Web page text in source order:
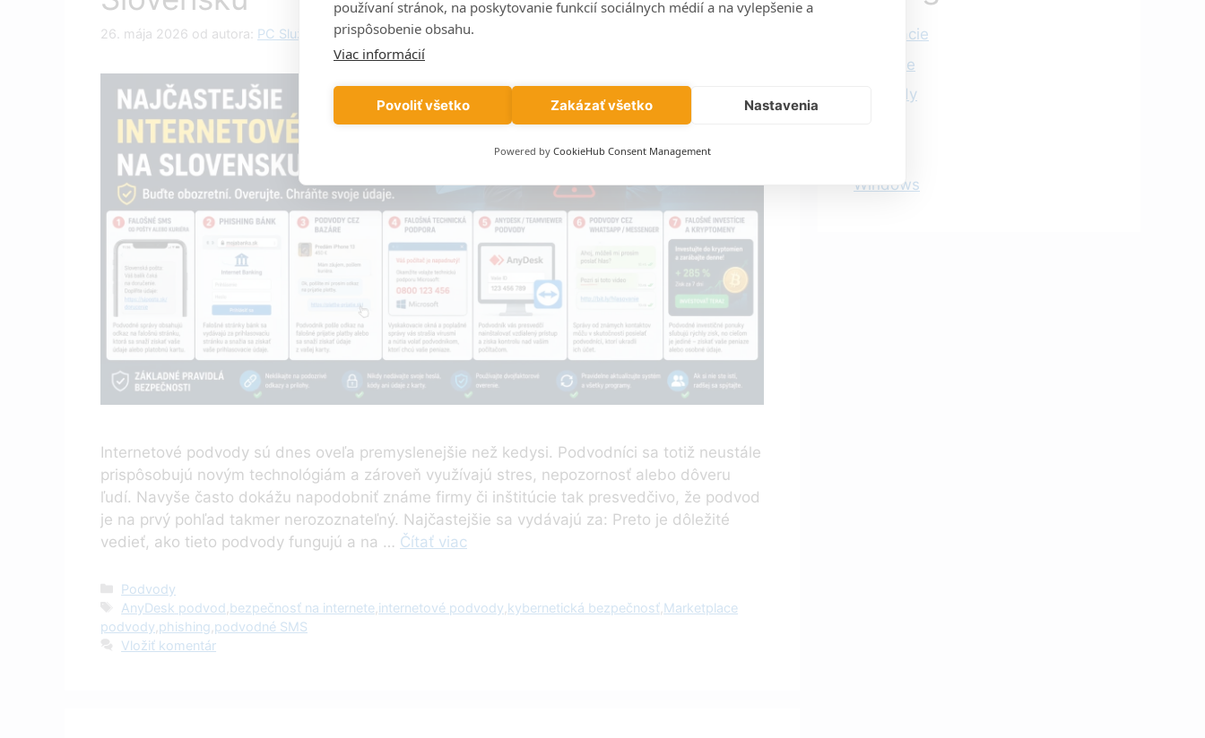
26. mája 2026 od autora: PC Služba
Internetové podvody sú dnes oveľa premyslenejšie než kedysi. Podvodníci sa totiž neustále
prispôsobujú novým technológiám a zároveň využívajú stres, nepozornosť alebo dôveru
ľudí. Navyše často dokážu napodobniť známe firmy či inštitúcie tak presvedčivo, že podvod
je na prvý pohľad takmer nerozoznateľný. Najčastejšie sa vydávajú za: Preto je dôležité
vedieť, ako tieto podvody fungujú a na … Čítať viac
Kategórie
Podvody
Značky
AnyDesk podvod bezpečnosť na internete internetové podvody kybernetická bezpečnosť Marketplace
podvody phishing podvodné SMS
Vložiť komentár
Informácie
Počítače
Podvody
Windows
používaní stránok, na poskytovanie funkcií sociálnych médií a na vylepšenie a
prispôsobenie obsahu.
Viac informácií
Povoliť všetko Zakázať všetko Nastavenia
Powered by CookieHub Consent Management